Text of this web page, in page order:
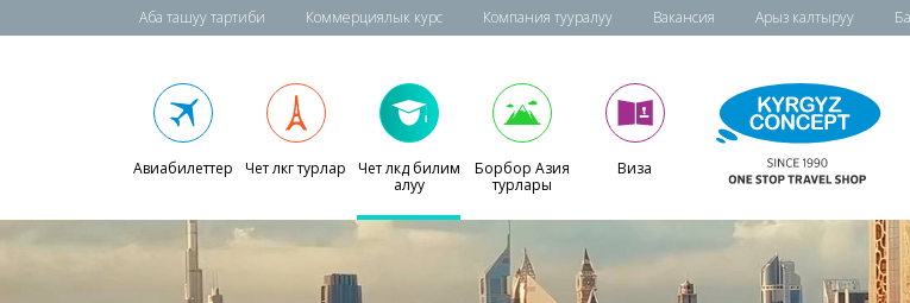
Аба ташуу тартиби Коммерциялык курс Компания тууралуу Вакансия Арыз калтыруу
Авиабилеттер Чет өлкөгө турлар
Чет өлкөдө билим
алуу
Борбор Азия
турлары
Виза